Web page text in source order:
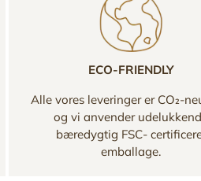
ECO-FRIENDLY
Alle vores leveringer er CO₂-
og vi anvender
bæredygtig FSC-
emballage.